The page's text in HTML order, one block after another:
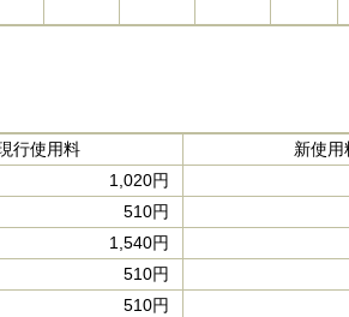
行使用料
新使用
1,020円
510円
1,540円
510円
510円